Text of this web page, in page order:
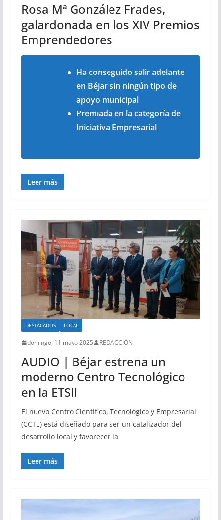
Rosa Mª González Frades,
galardonada en los XIV Premios
Emprendedores
Ha conseguido salir adelante
en Béjar sin ningún tipo de
apoyo municipal
Premiada en la categoría de
Iniciativa Empresarial
Leer más
DESTACADOS LOCAL
domingo, 11 mayo 2025 REDACCIÓN
AUDIO | Béjar estrena un
moderno Centro Tecnológico
en la ETSII
El nuevo Centro Científico, Tecnológico y Empresarial
(CCTE) está diseñado para ser un catalizador del
desarrollo local y favorecer la
Leer más